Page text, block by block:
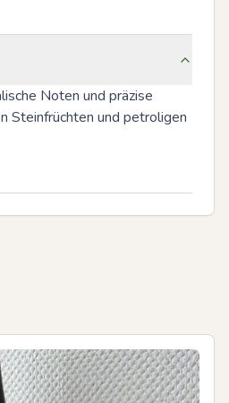
Noten und präzise
Steinfrüchten und petroligen